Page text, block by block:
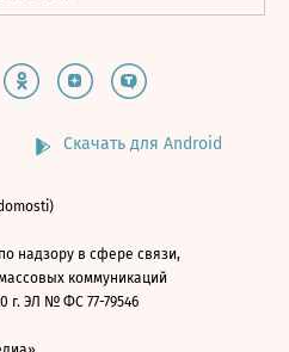
Скачать для Android
надзору в сфере связи,
коммуникаций
г. ЭЛ № ФС 77-79546